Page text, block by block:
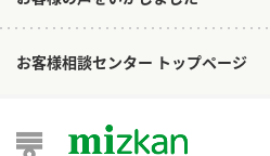
お客様相談センター トップページ